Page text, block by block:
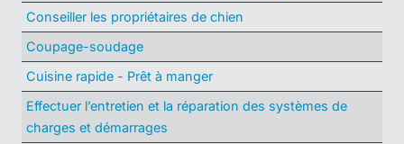
Conseiller les propriétaires de chien
Coupage-soudage
Cuisine rapide - Prêt à manger
Effectuer l’entretien et la réparation des systèmes de
charges et démarrages